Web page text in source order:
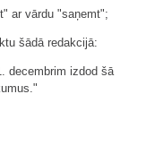
ar vārdu "saņemt";
šādā redakcijā:
decembrim izdod šā